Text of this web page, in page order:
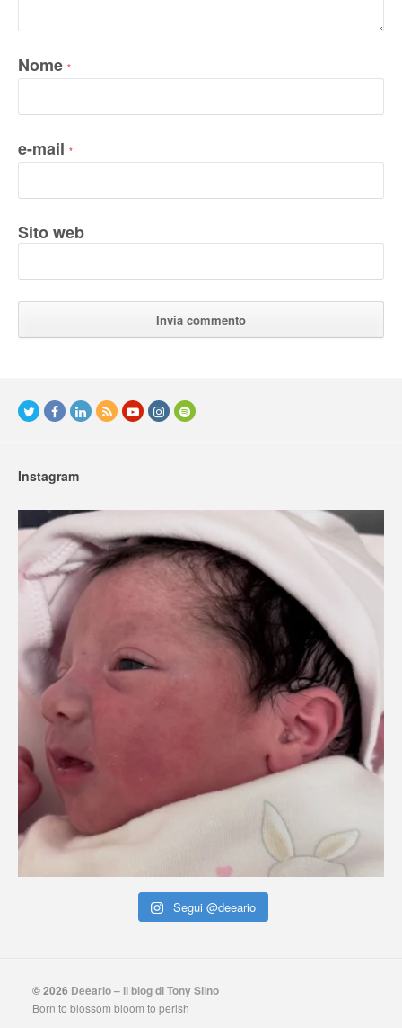
Nome *
e-mail *
Sito web
Instagram
Segui @deeario
© 2026 Deeario – il blog di Tony Siino
Born to blossom bloom to perish